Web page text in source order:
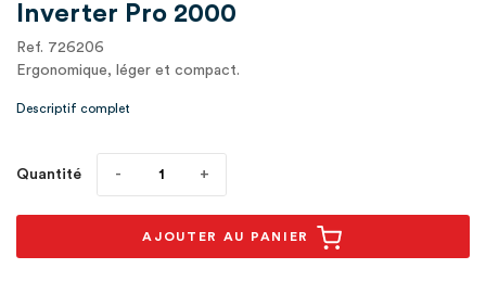
Inverter Pro 2000
Ref. 726206
Ergonomique, léger et compact.
Descriptif complet
Quantité
AJOUTER AU PANIER